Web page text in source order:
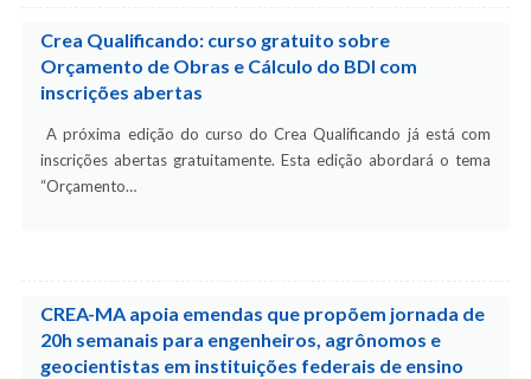
Crea Qualificando: curso gratuito sobre
Orçamento de Obras e Cálculo do BDI com
inscrições abertas
A próxima edição do curso do Crea Qualificando já está com
inscrições abertas gratuitamente. Esta edição abordará o tema
“Orçamento…
CREA-MA apoia emendas que propõem jornada de
20h semanais para engenheiros, agrônomos e
geocientistas em instituições federais de ensino